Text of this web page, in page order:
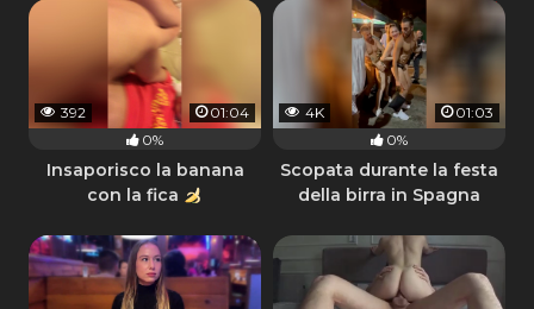
392
01:04
0%
Insaporisco la banana
con la fica
4K
01:03
0%
Scopata durante la festa
della birra in Spagna